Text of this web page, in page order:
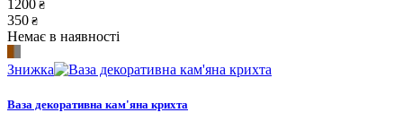
1200 ₴
350 ₴
Немає в наявності
Знижка
Ваза декоративна кам'яна крихта